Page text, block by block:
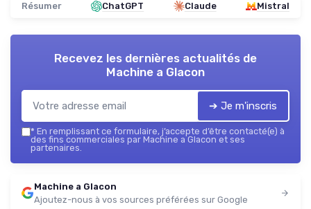
Résumer ChatGPT Claude Mistral
Recevez les dernières actualités de
Machine a Glacon
➔ Je m'inscris
* En remplissant ce formulaire, j’accepte d’être contacté(e) à
des fins commerciales par Machine a Glacon et ses
partenaires.
Machine a Glacon
Ajoutez-nous à vos sources préférées sur Google